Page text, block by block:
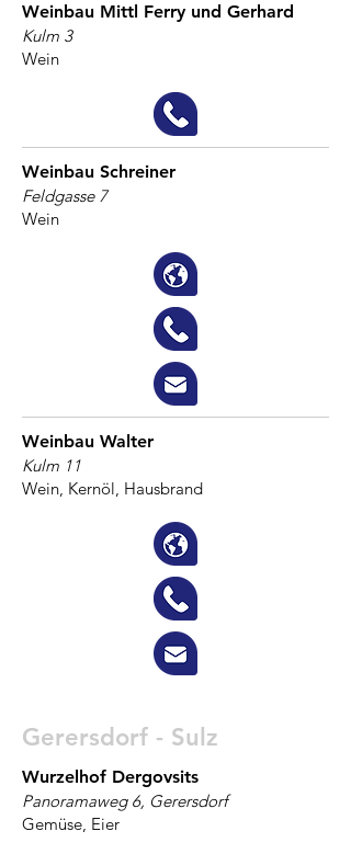
Weinbau Mittl Ferry und Gerhard
Kulm 3
Wein
Weinbau Schreiner
Feldgasse 7
Wein
Weinbau Walter
Kulm 11
Wein, Kernöl, Hausbrand
Gerersdorf - Sulz
Wurzelhof Dergovsits
Panoramaweg 6, Gerersdorf
Gemüse, Eier